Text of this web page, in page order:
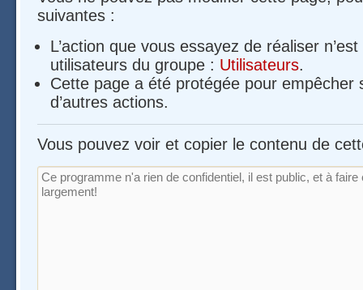
suivantes :
L’action que vous essayez de réaliser
utilisateurs du groupe : Utilisateurs.
Cette page a été protégée pour empêcher
d’autres actions.
Vous pouvez voir et copier le contenu de